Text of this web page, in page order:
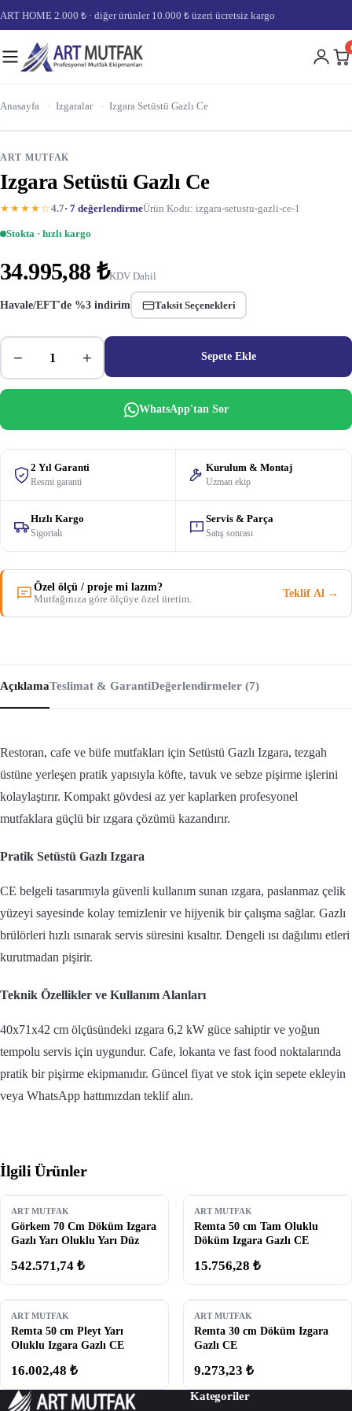
ART HOME 2.000 ₺ · diğer ürünler 10.000 ₺ üzeri ücretsiz kargo
Anasayfa › Izgaralar › Izgara Setüstü Gazlı Ce
ART MUTFAK
Izgara Setüstü Gazlı Ce
★★★★☆4.7· 7 değerlendirmeÜrün Kodu: izgara-setustu-gazli-ce-1
Stokta · hızlı kargo
34.995,88 ₺KDV Dahil
Havale/EFT'de %3 indirim Taksit Seçenekleri
− + Sepete Ekle
WhatsApp'tan Sor
2 Yıl Garanti
Resmi garanti
Kurulum & Montaj
Uzman ekip
Hızlı Kargo
Sigortalı
Servis & Parça
Satış sonrası
Özel ölçü / proje mi lazım?
Mutfağınıza göre ölçüye özel üretim.
Teklif Al →
AçıklamaTeslimat & GarantiDeğerlendirmeler (7)
Restoran, cafe ve büfe mutfakları için Setüstü Gazlı Izgara, tezgah
üstüne yerleşen pratik yapısıyla köfte, tavuk ve sebze pişirme işlerini
kolaylaştırır. Kompakt gövdesi az yer kaplarken profesyonel
mutfaklara güçlü bir ızgara çözümü kazandırır.
Pratik Setüstü Gazlı Izgara
CE belgeli tasarımıyla güvenli kullanım sunan ızgara, paslanmaz çelik
yüzeyi sayesinde kolay temizlenir ve hijyenik bir çalışma sağlar. Gazlı
brülörleri hızlı ısınarak servis süresini kısaltır. Dengeli ısı dağılımı etleri
kurutmadan pişirir.
Teknik Özellikler ve Kullanım Alanları
40x71x42 cm ölçüsündeki ızgara 6,2 kW güce sahiptir ve yoğun
tempolu servis için uygundur. Cafe, lokanta ve fast food noktalarında
pratik bir pişirme ekipmanıdır. Güncel fiyat ve stok için sepete ekleyin
veya WhatsApp hattımızdan teklif alın.
İlgili Ürünler
ART MUTFAK
Görkem 70 Cm Döküm Izgara
Gazlı Yarı Oluklu Yarı Düz
542.571,74 ₺
ART MUTFAK
Remta 50 cm Tam Oluklu
Döküm Izgara Gazlı CE
15.756,28 ₺
ART MUTFAK
Remta 50 cm Pleyt Yarı
Oluklu Izgara Gazlı CE
16.002,48 ₺
ART MUTFAK
Remta 30 cm Döküm Izgara
Gazlı CE
9.273,23 ₺
Kategoriler